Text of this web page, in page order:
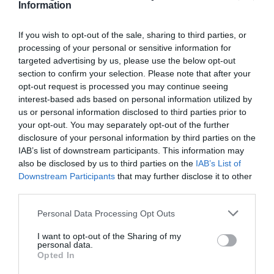
Information
If you wish to opt-out of the sale, sharing to third parties, or
processing of your personal or sensitive information for
targeted advertising by us, please use the below opt-out
section to confirm your selection. Please note that after your
opt-out request is processed you may continue seeing
interest-based ads based on personal information utilized by
us or personal information disclosed to third parties prior to
your opt-out. You may separately opt-out of the further
disclosure of your personal information by third parties on the
IAB’s list of downstream participants. This information may
also be disclosed by us to third parties on the IAB’s List of
Downstream Participants that may further disclose it to other
Please note that this website/app uses one or more Google
not limited to your visit or usage behaviour. You may click to
grant or deny consent to Google and its third-party tags to
use your data for below specified purposes in below Google
Personal Data Processing Opt Outs
I want to opt-out of the Sharing of my
personal data.
Opted In
Πέθανε κτηνοτρόφος μετά τη
θανάτωση του κοπαδιού του
10.08.2026 | 12:00
Αυτά τα σχολεία αναβαθμίζονται
στην Εύβοια – Τι έργα γίνονται –
Δείτε εικόνες
10.08.2026 | 11:40
Αύγουστος στην Εύβοια: Τι θα
γίνει αύριο στα σοκάκια αυτού
χωριού
συνάντησης των γεύσεων της
Στερεάς Ελλάδας
ΠΕΡΙΣΣΟΤΕΡΑ ΑΠΟ ΕΙΔΗΣΕΙΣ ΕΥΒΟΙΑ
στην Εύβοια με τη